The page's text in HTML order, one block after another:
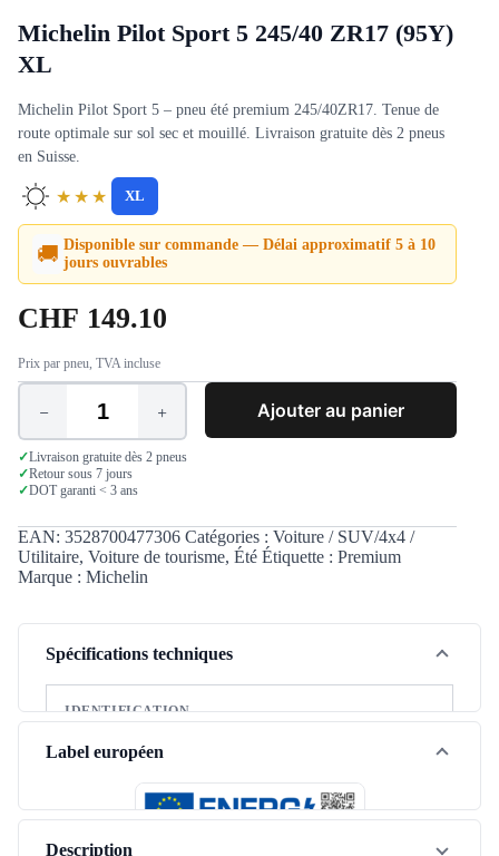
Michelin Pilot Sport 5 245/40 ZR17 (95Y)
XL
Michelin Pilot Sport 5 – pneu été premium 245/40ZR17. Tenue de
route optimale sur sol sec et mouillé. Livraison gratuite dès 2 pneus
en Suisse.
★★★ XL
🚚 Disponible sur commande — Délai approximatif 5 à 10
jours ouvrables
CHF 149.10
Prix par pneu, TVA incluse
quantité
de
Michelin
Pilot
Sport
245/40
ZR17
(95Y)
Ajouter au panier
✓Livraison gratuite dès 2 pneus
✓Retour sous 7 jours
✓DOT garanti < 3 ans
EAN: 3528700477306 Catégories : Voiture / SUV/4x4 /
Utilitaire, Voiture de tourisme, Été Étiquette : Premium
Marque : Michelin
Spécifications techniques
IDENTIFICATION
Marque
Pilot Sport 5
Saison Été
Label européen
Description